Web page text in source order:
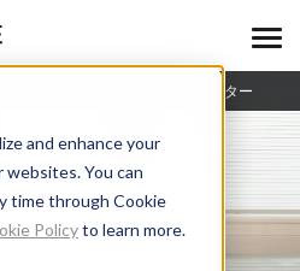
and enhance your
You can
time through Cookie
Policyto learn more.
学習センター